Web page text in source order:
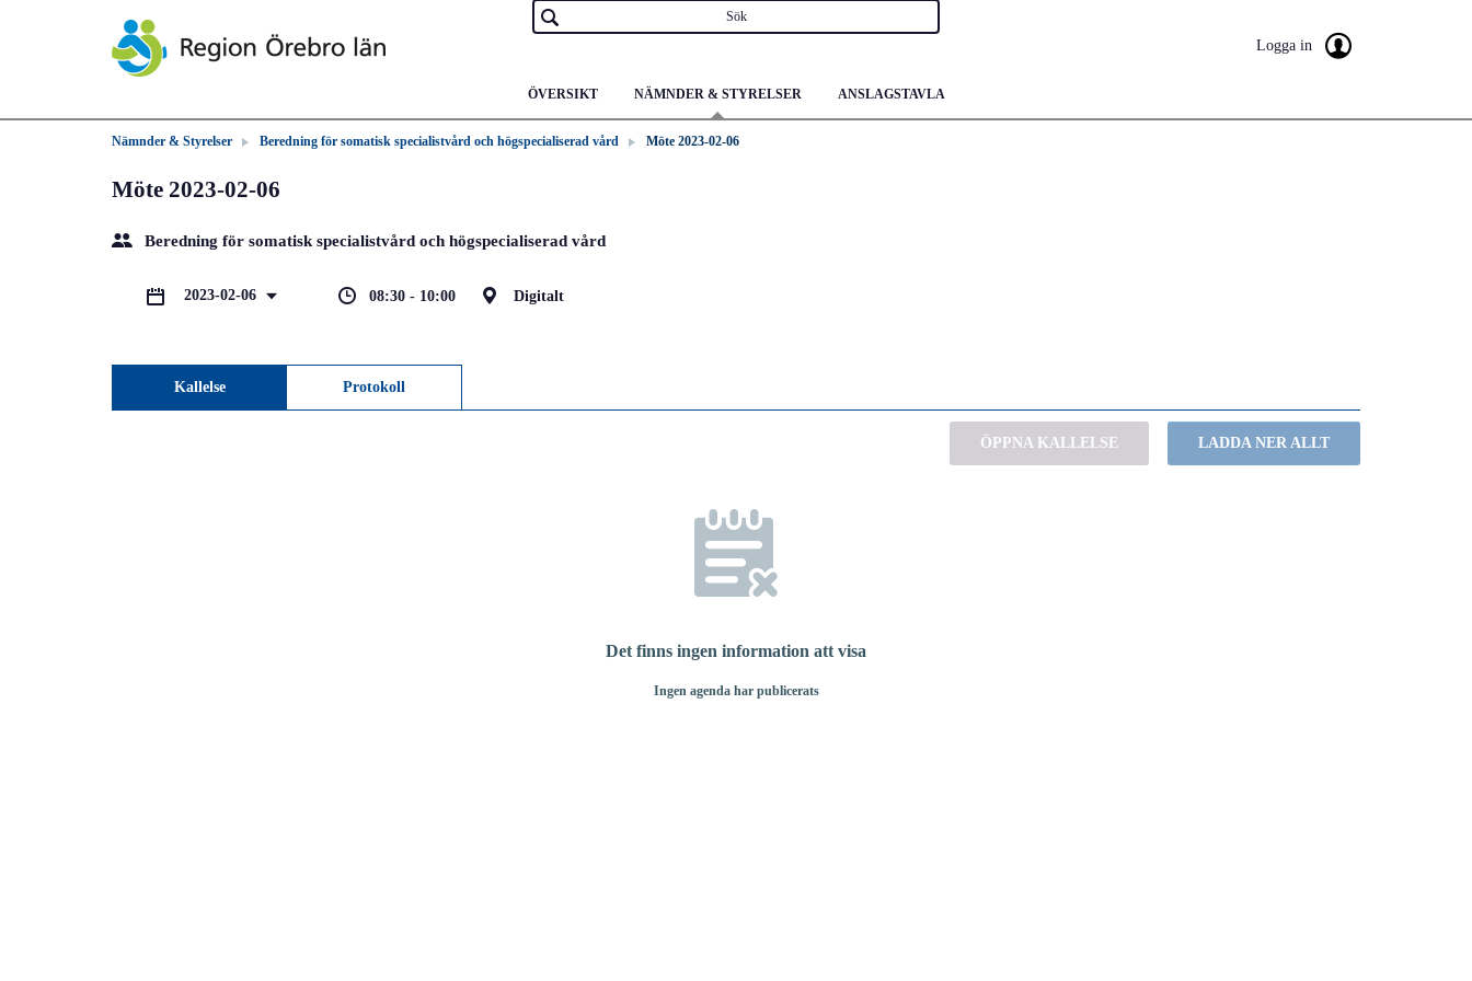
Logga in
ÖVERSIKT NÄMNDER & STYRELSER ANSLAGSTAVLA
Nämnder & Styrelser Beredning för somatisk specialistvård och högspecialiserad vård Möte 2023-02-06
Möte 2023-02-06
Beredning för somatisk specialistvård och högspecialiserad vård
2023-02-06 08:30 - 10:00 Digitalt
Kallelse Protokoll
ÖPPNA KALLELSE LADDA NER ALLT
Det finns ingen information att visa
Ingen agenda har publicerats